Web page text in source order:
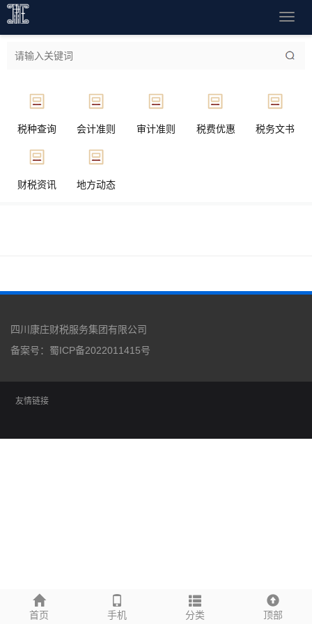
导
单
税种查询 会计准则 审计准则 税费优惠 税务文书
财税资讯 地方动态
首页 手机 分类 顶部
四川康庄财税服务集团有限公司
备案号： 蜀ICP备2022011415号
友情链接